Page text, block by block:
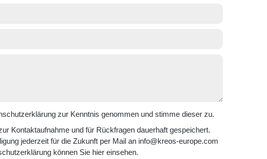
zur Kenntnis genommen und stimme dieser zu.
Kontaktaufnahme und für Rückfragen dauerhaft gespeichert.
jederzeit für die Zukunft per Mail an info@kreos-europe.com
können Sie hier einsehen.